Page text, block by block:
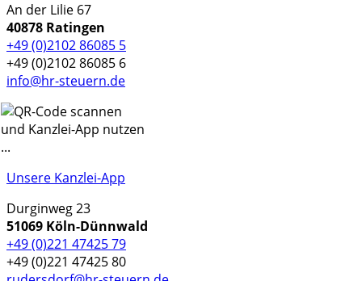
An der Lilie 67
40878 Ratingen
+49 (0)2102 86085 5
+49 (0)2102 86085 6
info@hr-steuern.de
Unsere Kanzlei-App
Durginweg 23
51069 Köln-Dünnwald
+49 (0)221 47425 79
+49 (0)221 47425 80